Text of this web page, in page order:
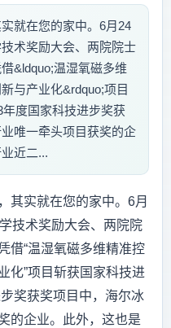
就在您的家中。6月24
术奖励大会、两院院士
&ldquo;温湿氧磁多维
与产业化&rdquo;项目
度国家科技进步奖获
唯一牵头项目获奖的企
近二...
实就在您的家中。6月
技术奖励大会、两院院
借“温湿氧磁多维精准控
化”项目斩获国家科技进
奖获奖项目中，海尔冰
的企业。此外，这也是